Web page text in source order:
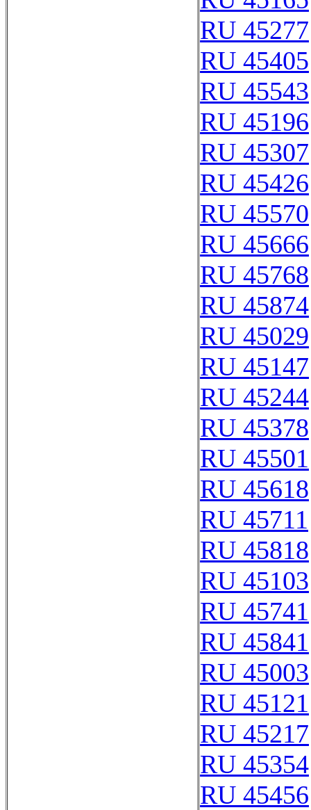
RU 45277
RU 45405
RU 45543
RU 45196
RU 45307
RU 45426
RU 45570
RU 45666
RU 45768
RU 45874
RU 45029
RU 45147
RU 45244
RU 45378
RU 45501
RU 45618
RU 45711
RU 45818
RU 45103
RU 45741
RU 45841
RU 45003
RU 45121
RU 45217
RU 45354
RU 45456